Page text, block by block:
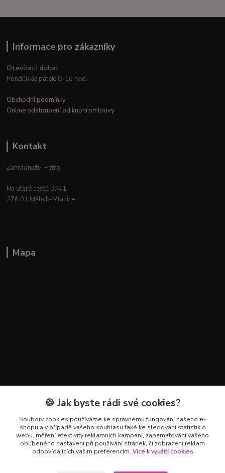
Informace pro zákazníky
Otevírací doba:
Pondělí až pátek: 8-16 hod.
Obchodní podmínky
Online odstoupení od kupní smlouvy
Kontakt
Zahradnictví Petro
Na Staré cestě 3741
276 01 Mělník–Mlazice
Mapa
Kontakty
+420 602 223 614
info@zahradnictvipetro.cz
🍪 Jak byste rádi své cookies?
Soubory cookies používáme ke správnému fungování našeho e-
shopu a v případě vašeho souhlasu také ke sledování statistik o
webu, měření efektivity reklamních kampaní, zapamatování vašeho
oblíbeného nastavení při používání stránek, či zobrazení reklam
odpovídajících vašim preferencím. Více k využití cookies